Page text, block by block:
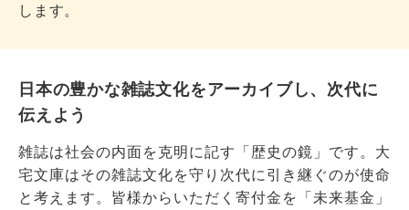
します。
日本の豊かな雑誌文化をアーカイブし、次代に
伝えよう
雑誌は社会の内面を克明に記す「歴史の鏡」です。大
宅文庫はその雑誌文化を守り次代に引き継ぐのが使命
と考えます。皆様からいただく寄付金を「未来基金」